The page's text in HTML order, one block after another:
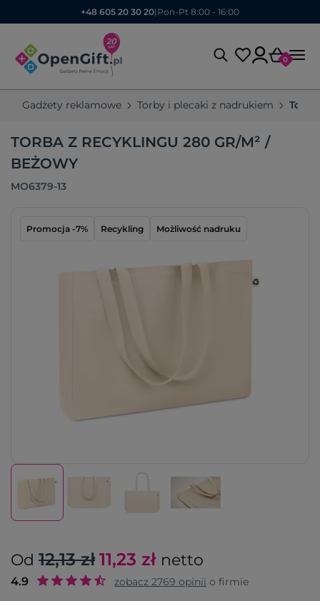
+48 605 20 30 20| Pon-Pt 8:00 - 16:00
0
Gadżety reklamowe Torby i plecaki z nadrukiem
TORBA Z RECYKLINGU 280 GR/M² /
BEŻOWY
MO6379-13
Promocja -7% Recykling Możliwość nadruku
Od 12,13 zł 11,23 zł netto
4.9 zobacz 2769 opinii o firmie